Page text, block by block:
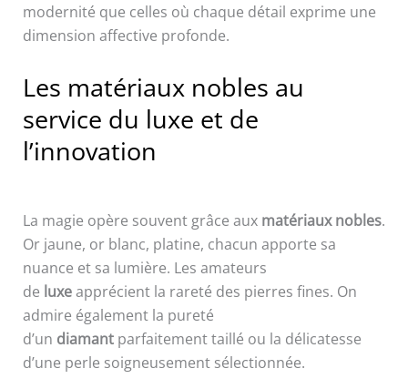
modernité que celles où chaque détail exprime une
dimension affective profonde.
Les matériaux nobles au
service du luxe et de
l’innovation
La magie opère souvent grâce aux matériaux nobles.
Or jaune, or blanc, platine, chacun apporte sa
nuance et sa lumière. Les amateurs
de luxeapprécient la rareté des pierres fines. On
admire également la pureté
d’un diamantparfaitement taillé ou la délicatesse
d’une perle soigneusement sélectionnée.